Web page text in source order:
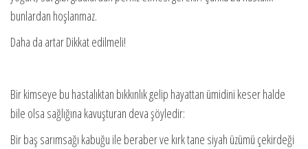
bunlardan hoşlanmaz.
Daha da artar Dikkat edilmeli!
Bir kimseye bu hastalıktan bıkkınlık gelip hayattan ümidini keser halde
bile olsa sağlığına kavuşturan deva şöyledir:
Bir baş sarımsağı kabuğu ile beraber ve kırk tane siyah üzümü çekirdeği